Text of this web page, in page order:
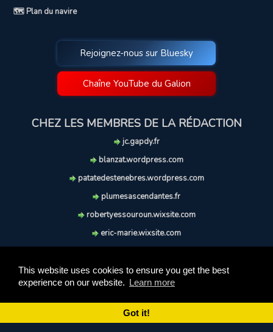
This website uses cookies to ensure you get the best
experience on our website. Learn more
Got it!
🗺️ Plan du navire
Rejoignez-nous sur Bluesky
Chaîne YouTube du Galion
CHEZ LES MEMBRES DE LA RÉDACTION
jc.gapdy.fr
blanzat.wordpress.com
patatedestenebres.wordpress.com
plumesascendantes.fr
robertyessouroun.wixsite.com
eric-marie.wixsite.com
soufflereve.blogspot.com
Ce site est réalisé et maintenu avec coeur et passion.